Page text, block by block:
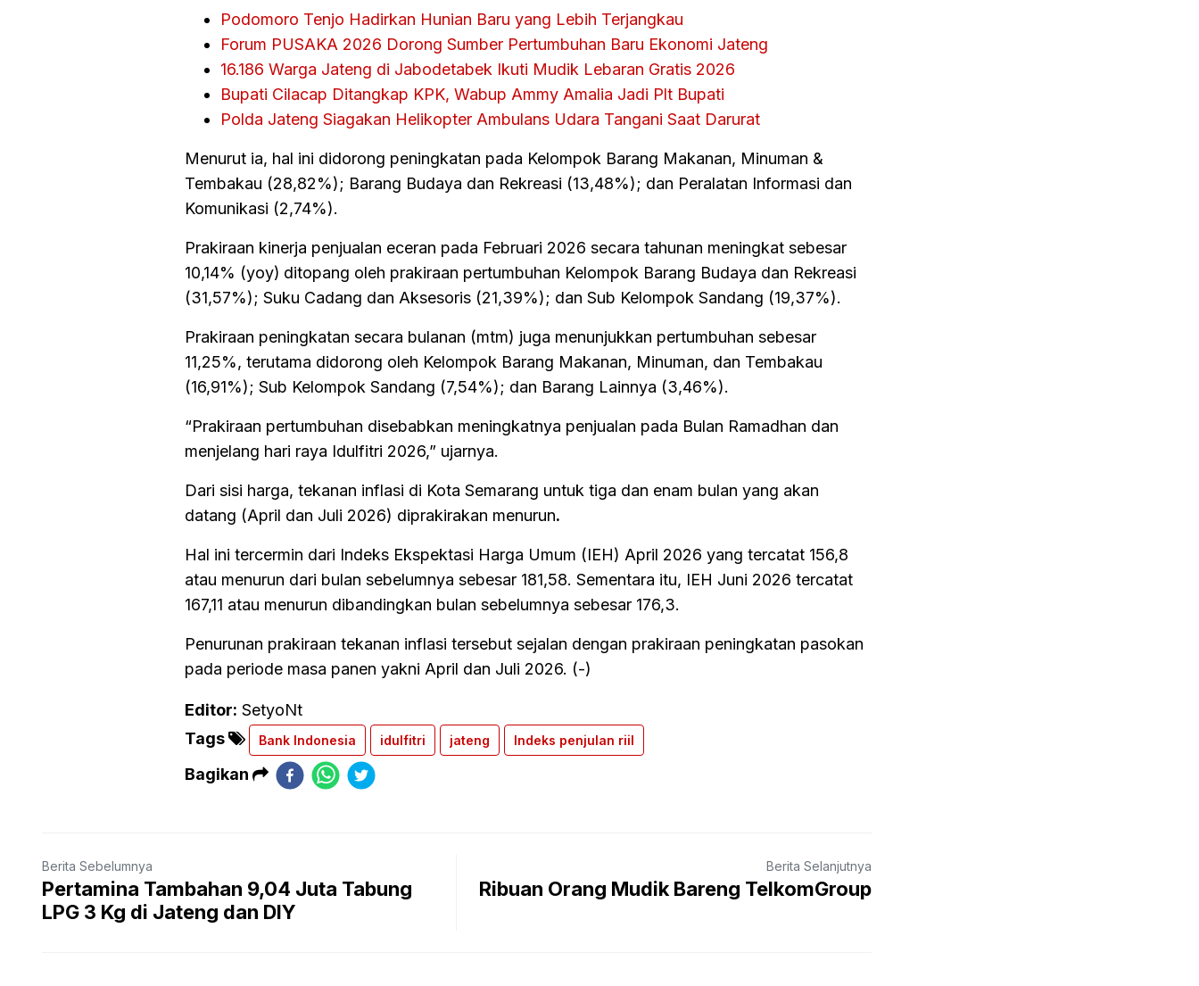
Podomoro Tenjo Hadirkan Hunian Baru yang Lebih Terjangkau
Forum PUSAKA 2026 Dorong Sumber Pertumbuhan Baru Ekonomi Jateng
16.186 Warga Jateng di Jabodetabek Ikuti Mudik Lebaran Gratis 2026
Bupati Cilacap Ditangkap KPK, Wabup Ammy Amalia Jadi Plt Bupati
Polda Jateng Siagakan Helikopter Ambulans Udara Tangani Saat Darurat
Menurut ia, hal ini didorong peningkatan pada Kelompok Barang Makanan, Minuman &
Tembakau (28,82%); Barang Budaya dan Rekreasi (13,48%); dan Peralatan Informasi dan
Komunikasi (2,74%).
Prakiraan kinerja penjualan eceran pada Februari 2026 secara tahunan meningkat sebesar
10,14% (yoy) ditopang oleh prakiraan pertumbuhan Kelompok Barang Budaya dan Rekreasi
(31,57%); Suku Cadang dan Aksesoris (21,39%); dan Sub Kelompok Sandang (19,37%).
Prakiraan peningkatan secara bulanan (mtm) juga menunjukkan pertumbuhan sebesar
11,25%, terutama didorong oleh Kelompok Barang Makanan, Minuman, dan Tembakau
(16,91%); Sub Kelompok Sandang (7,54%); dan Barang Lainnya (3,46%).
“Prakiraan pertumbuhan disebabkan meningkatnya penjualan pada Bulan Ramadhan dan
menjelang hari raya Idulfitri 2026,” ujarnya.
Dari sisi harga, tekanan inflasi di Kota Semarang untuk tiga dan enam bulan yang akan
datang (April dan Juli 2026) diprakirakan menurun.
Hal ini tercermin dari Indeks Ekspektasi Harga Umum (IEH) April 2026 yang tercatat 156,8
atau menurun dari bulan sebelumnya sebesar 181,58. Sementara itu, IEH Juni 2026 tercatat
167,11 atau menurun dibandingkan bulan sebelumnya sebesar 176,3.
Penurunan prakiraan tekanan inflasi tersebut sejalan dengan prakiraan peningkatan pasokan
pada periode masa panen yakni April dan Juli 2026. (-)
Editor: SetyoNt
Tags
Bank Indonesia idulfitri jateng Indeks penjulan riil
Bagikan
Berita Sebelumnya
Pertamina Tambahan 9,04 Juta Tabung
LPG 3 Kg di Jateng dan DIY
Berita Selanjutnya
Ribuan Orang Mudik Bareng TelkomGroup